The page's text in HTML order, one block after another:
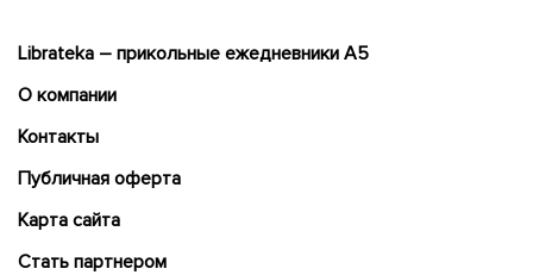
Librateka – прикольные ежедневники А5
О компании
Контакты
Публичная оферта
Карта сайта
Cтать партнером